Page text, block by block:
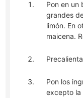
Pon en un
grandes
limón. En
maicena.
Pon los
excepto la